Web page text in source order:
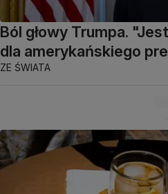
Ból głowy Trumpa.
dla amerykańskiego
ZE ŚWIATA